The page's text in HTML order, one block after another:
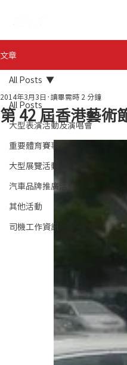
文章
All Posts
大型表演活動及演唱會
重要體育賽事
大型展覽活動
汽車品牌推廣活動
其他活動
司機工作資訊
All Posts
第 42 屆香港藝術
2014年3月3日 讀畢需時 2 分鐘